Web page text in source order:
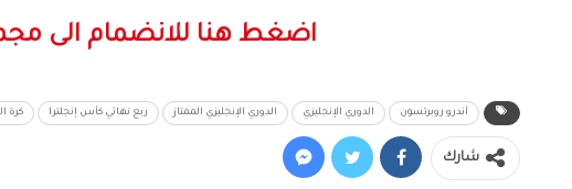
اضغط هنا للانضمام الى
أندرو روبرتسون الدوري الإنجليزي الدوري الإنجليزي الممتاز ربع نهائي كأس إنجلترا كرة
شارك